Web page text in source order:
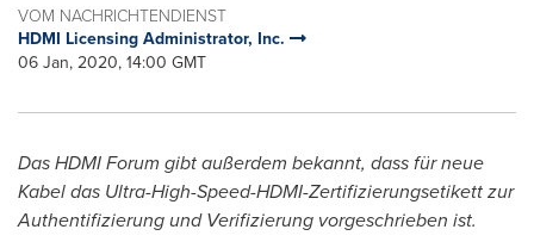
VOM NACHRICHTENDIENST
HDMI Licensing Administrator, Inc.
06 Jan, 2020, 14:00 GMT
Das HDMI Forum gibt außerdem bekannt, dass für neue
Kabel das Ultra-High-Speed-HDMI-Zertifizierungsetikett zur
Authentifizierung und Verifizierung vorgeschrieben ist.